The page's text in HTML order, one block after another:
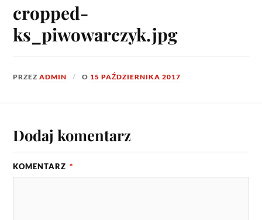
cropped-
ks_piwowarczyk.jpg
PRZEZADMIN O 15 PAŹDZIERNIKA 2017
Dodaj komentarz
KOMENTARZ *